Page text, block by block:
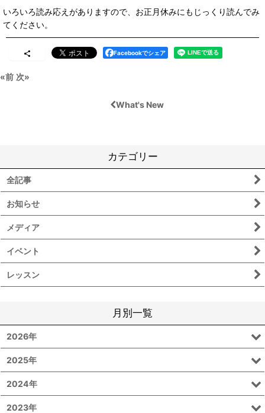
いろいろ読み応えがありますので、お正月休みにもじっくり読んでみ
てください。
Facebookでシェア
«前 次»
What's New
カテゴリー
全記事
お知らせ
メディア
イベント
レッスン
月別一覧
2026年
2025年
2024年
2023年